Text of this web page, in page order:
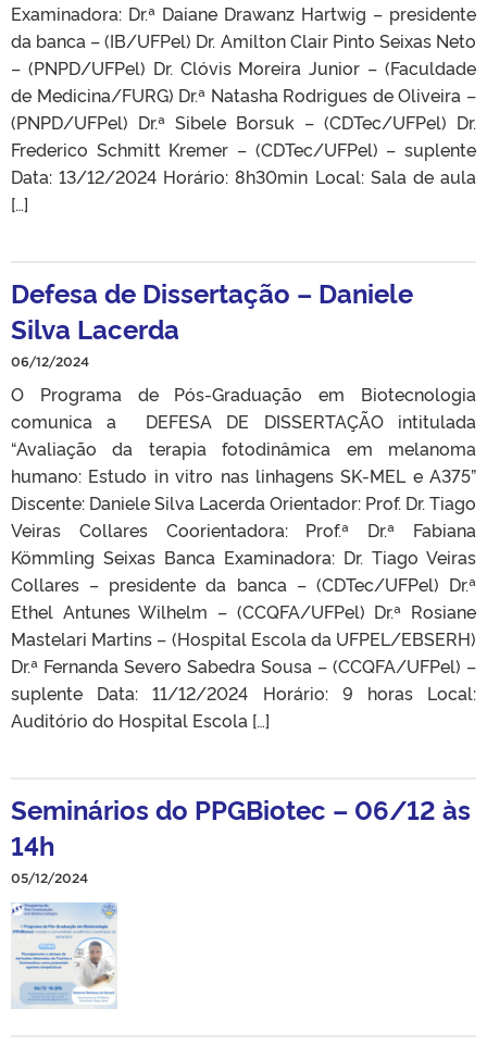
Examinadora: Dr.ª Daiane Drawanz Hartwig – presidente
da banca – (IB/UFPel) Dr. Amilton Clair Pinto Seixas Neto
– (PNPD/UFPel) Dr. Clóvis Moreira Junior – (Faculdade
de Medicina/FURG) Dr.ª Natasha Rodrigues de Oliveira –
(PNPD/UFPel) Dr.ª Sibele Borsuk – (CDTec/UFPel) Dr.
Frederico Schmitt Kremer – (CDTec/UFPel) – suplente
Data: 13/12/2024 Horário: 8h30min Local: Sala de aula
[…]
Defesa de Dissertação – Daniele
Silva Lacerda
06/12/2024
O Programa de Pós-Graduação em Biotecnologia
comunica a DEFESA DE DISSERTAÇÃO intitulada
“Avaliação da terapia fotodinâmica em melanoma
humano: Estudo in vitro nas linhagens SK-MEL e A375”
Discente: Daniele Silva Lacerda Orientador: Prof. Dr. Tiago
Veiras Collares Coorientadora: Prof.ª Dr.ª Fabiana
Kömmling Seixas Banca Examinadora: Dr. Tiago Veiras
Collares – presidente da banca – (CDTec/UFPel) Dr.ª
Ethel Antunes Wilhelm – (CCQFA/UFPel) Dr.ª Rosiane
Mastelari Martins – (Hospital Escola da UFPEL/EBSERH)
Dr.ª Fernanda Severo Sabedra Sousa – (CCQFA/UFPel) –
suplente Data: 11/12/2024 Horário: 9 horas Local:
Auditório do Hospital Escola […]
Seminários do PPGBiotec – 06/12 às
14h
05/12/2024